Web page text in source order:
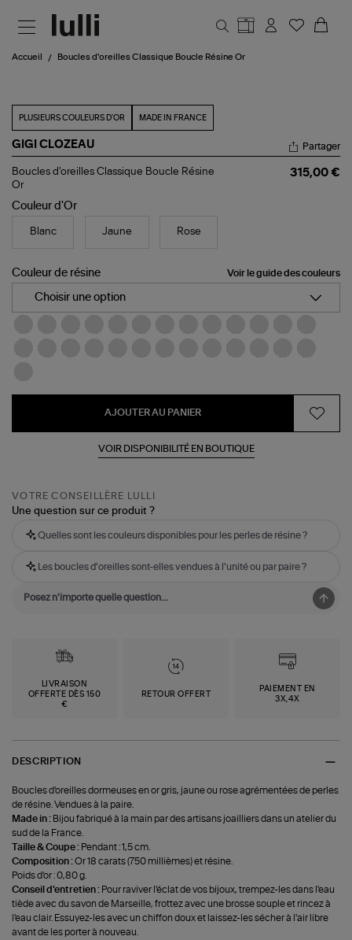
Accueil Boucles d'oreilles Classique Boucle Résine Or
PLUSIEURS COULEURS D'OR MADE IN FRANCE
GIGI CLOZEAU
Boucles
d'oreilles
Boucle
Partager
Boucles d'oreilles Classique Boucle Résine
Or
315,00 €
Couleur d'Or
Blanc Jaune Rose
Couleur de résine Voir le guide des couleurs
Choisir une option
AJOUTER AU PANIER
VOIR DISPONIBILITÉ EN BOUTIQUE
VOTRE CONSEILLÈRE LULLI
Une question sur ce produit ?
Quelles sont les couleurs disponibles pour les perles de résine ?
Les boucles d'oreilles sont-elles vendues à l'unité ou par paire ?
LIVRAISON
OFFERTE DÈS 150
€
RETOUR OFFERT
PAIEMENT EN
3X,4X
DESCRIPTION
Boucles d'oreilles dormeuses en or gris, jaune ou rose agrémentées de perles
de résine. Vendues à la paire.
Made in : Bijou fabriqué à la main par des artisans joailliers dans un atelier du
sud de la France.
Taille & Coupe : Pendant : 1,5 cm.
Composition :Or 18 carats (750 millièmes) et résine.
Poids d'or : 0,80 g.
Conseil d'entretien : Pour raviver l'éclat de vos bijoux, trempez-les dans l'eau
tiède avec du savon de Marseille, frottez avec une brosse souple et rincez à
l'eau clair. Essuyez-les avec un chiffon doux et laissez-les sécher à l'air libre
avant de les porter à nouveau.